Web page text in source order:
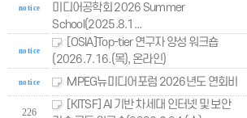
notice
미디어공학회 2026 Summer
School(2025.8.1...
notice
[OSIA]Top-tier 연구자 양성 워크숍
(2026.7.16.(목), 온라인)
notice MPEG뉴미디어포럼 2026년도 연회비
226
[KITSF] AI 기반 차세대 인터넷 및 보안